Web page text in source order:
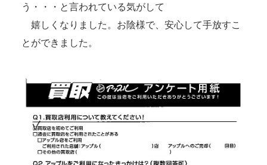
う・・・と言われている気がして
嬉しくなりました。お陰様で、安心して手放すこ
とができました。